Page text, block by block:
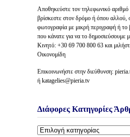
Αποθηκεύστε τον τηλεφωνικό αριθμό
βρίσκεστε στον δρόμο ή όπου αλλού,
φωτογραφία με μικρή περιγραφή ή το
που κάνατε για να το δημοσιεύσουμε
Κινητό: +30 69 700 800 63 και
Οικονομίδη
Επικοινωνήστε στην διεύθυνση:
ή katagelies@pieria.tv
Διάφορες Κατηγορίες
Διάφορες